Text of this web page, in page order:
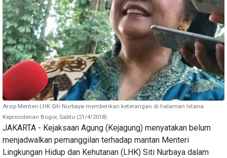
Arsip Menteri LHK Siti Nurbaya memberikan keterangan di halaman Istana
Kepresidenan Bogor, Sabtu (21/4/2018).
JAKARTA - Kejaksaan Agung (Kejagung) menyatakan belum
menjadwalkan pemanggilan terhadap mantan Menteri
Lingkungan Hidup dan Kehutanan (LHK) Siti Nurbaya dalam